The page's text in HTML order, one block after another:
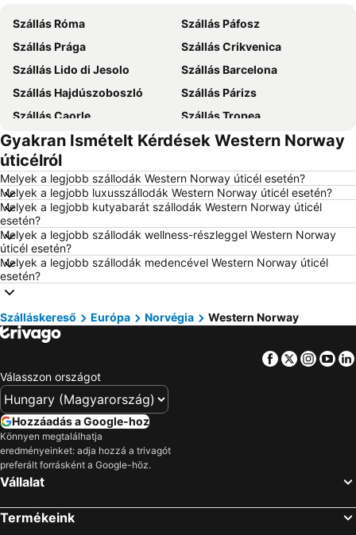
Szállás Róma
Szállás Páfosz
Szállás Prága
Szállás Crikvenica
Szállás Lido di Jesolo
Szállás Barcelona
Szállás Hajdúszoboszló
Szállás Párizs
Szállás Caorle
Szállás Tropea
Szállás Dubrovnik
Szállás Eger
Szállás Debrecen
Szállás Balatonfüred
Szállás London
Szállás Portorož
Szállás Napospart
Szállás Alghero
Szállás Rodosz sziget
Szállás Olaszország
Szállás Málta
Szállás Korfu
Szállás Török Riviéra
Szállás Krk-sziget
Szállás Kréta
Szállás Kefalonia
Szállás Montenegró
Szállás Tenerife
Szállás Garda-tó
Gyakran Ismételt Kérdések Western Norway
úticélról
Melyek a legjobb szállodák Western Norway úticél esetén?
Melyek a legjobb luxusszállodák Western Norway úticél esetén?
Melyek a legjobb kutyabarát szállodák Western Norway úticél
esetén?
Melyek a legjobb szállodák wellness-részleggel Western Norway
úticél esetén?
Melyek a legjobb szállodák medencével Western Norway úticél
esetén?
Szálláskereső Európa Norvégia Western Norway
Facebook
Twitter
Válasszon országot
Hozzáadás a Google-hoz
Könnyen megtalálhatja
eredményeinket: adja hozzá a trivagót
preferált forrásként a Google-höz.
Vállalat
Termékeink